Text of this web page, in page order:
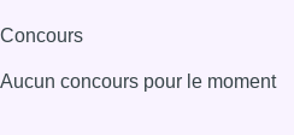
Concours
Aucun concours pour le moment